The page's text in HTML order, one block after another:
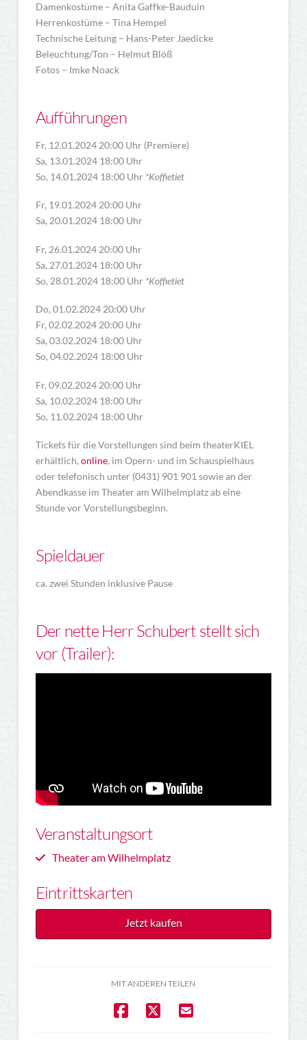
Damenkostüme – Anita Gaffke-Bauduin
Herrenkostüme – Tina Hempel
Technische Leitung – Hans-Peter Jaedicke
Beleuchtung/Ton – Helmut Blöß
Fotos – Imke Noack
Aufführungen
Fr, 12.01.2024 20:00 Uhr (Premiere)
Sa, 13.01.2024 18:00 Uhr
So, 14.01.2024 18:00 Uhr *Koffietiet
Fr, 19.01.2024 20:00 Uhr
Sa, 20.01.2024 18:00 Uhr
Fr, 26.01.2024 20:00 Uhr
Sa, 27.01.2024 18:00 Uhr
So, 28.01.2024 18:00 Uhr *Koffietiet
Do, 01.02.2024 20:00 Uhr
Fr, 02.02.2024 20:00 Uhr
Sa, 03.02.2024 18:00 Uhr
So, 04.02.2024 18:00 Uhr
Fr, 09.02.2024 20:00 Uhr
Sa, 10.02.2024 18:00 Uhr
So, 11.02.2024 18:00 Uhr
Tickets für die Vorstellungen sind beim theaterKIEL
erhältlich, online, im Opern- und im Schauspielhaus
oder telefonisch unter (0431) 901 901 sowie an der
Abendkasse im Theater am Wilhelmplatz ab eine
Stunde vor Vorstellungsbeginn.
Spieldauer
ca. zwei Stunden inklusive Pause
Der nette Herr Schubert stellt sich
vor (Trailer):
Veranstaltungsort
Theater am Wilhelmplatz
Eintrittskarten
Jetzt kaufen
MIT ANDEREN TEILEN